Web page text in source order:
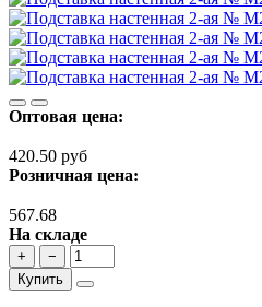
Оптовая цена:
420.50 руб
Розничная цена:
567.68
На складе
+
−
Купить